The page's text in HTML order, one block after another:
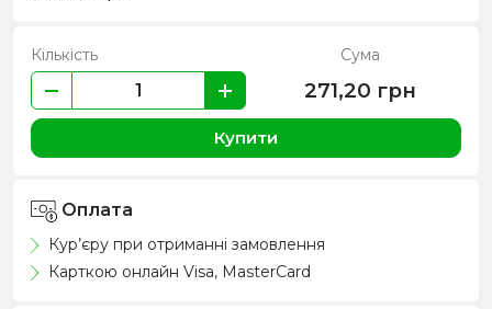
Кількість Сума
271,20 грн
Купити
Оплата
Кур’єру при отриманні замовлення
Карткою онлайн Visa, MasterCard